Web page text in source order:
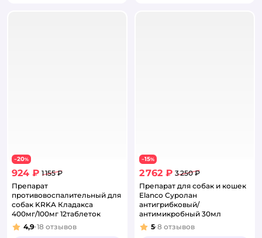
−20%
924 ₽ 1 155 ₽
Препарат
противовоспалительный для
собак KRKA Кладакса
400мг/100мг 12таблеток
Рейтинг:
4,9 18 отзывов
−15%
2 762 ₽ 3 250 ₽
Препарат для собак и кошек
Elanco Суролан
антигрибковый/
антимикробный 30мл
Рейтинг:
5 8 отзывов